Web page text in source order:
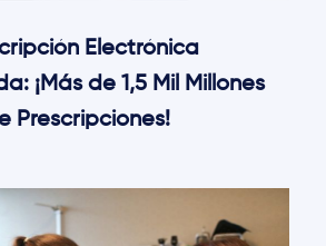
Electrónica
¡Más de 1,5 Mil Millones
Prescripciones!